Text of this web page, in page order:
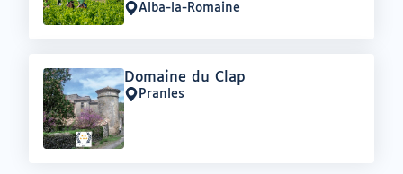
Lieu
:
Alba-la-Romaine
Offre
:
Domaine du Clap
Lieu
:
Pranles